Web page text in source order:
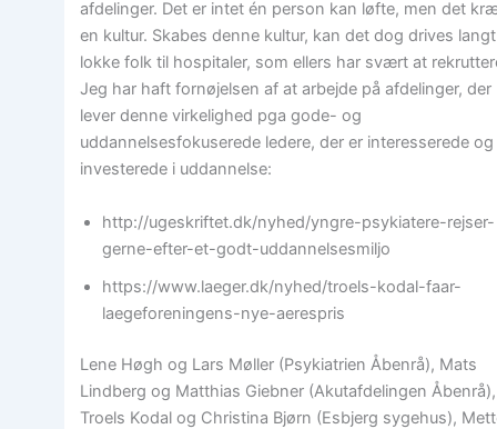
afdelinger. Det er intet én person kan løfte, men det
en kultur. Skabes denne kultur, kan det dog drives
lokke folk til hospitaler, som ellers har svært at
Jeg har haft fornøjelsen af at arbejde på afdelinger, der
lever denne virkelighed pga gode- og
uddannelsesfokuserede ledere, der er interesserede og
investerede i uddannelse:
http://ugeskriftet.dk/nyhed/yngre-psykiatere-rejser-
gerne-efter-et-godt-uddannelsesmiljo
https://www.laeger.dk/nyhed/troels-kodal-faar-
laegeforeningens-nye-aerespris
Lene Høgh og Lars Møller (Psykiatrien Åbenrå), Mats
Lindberg og Matthias Giebner (Akutafdelingen Åbenrå),
Troels Kodal og Christina Bjørn (Esbjerg sygehus),